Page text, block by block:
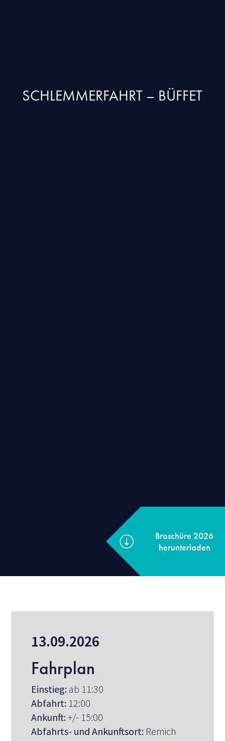
SCHLEMMERFAHRT – BÜFFET
13.09.2026
Fahrplan
Einstieg: ab 11:30
Abfahrt: 12:00
Ankunft:+/- 15:00
Abfahrts- und Ankunftsort: Remich